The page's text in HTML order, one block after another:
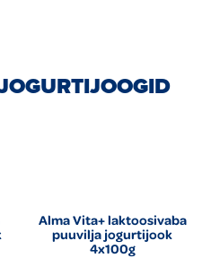
Alma Vita+ laktoosivaba
puuvilja jogurtijook
4x100g